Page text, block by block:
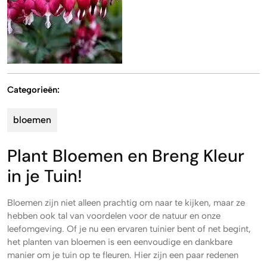
Categorieën:
bloemen
Plant Bloemen en Breng Kleur
in je Tuin!
Bloemen zijn niet alleen prachtig om naar te kijken, maar ze
hebben ook tal van voordelen voor de natuur en onze
leefomgeving. Of je nu een ervaren tuinier bent of net begint,
het planten van bloemen is een eenvoudige en dankbare
manier om je tuin op te fleuren. Hier zijn een paar redenen